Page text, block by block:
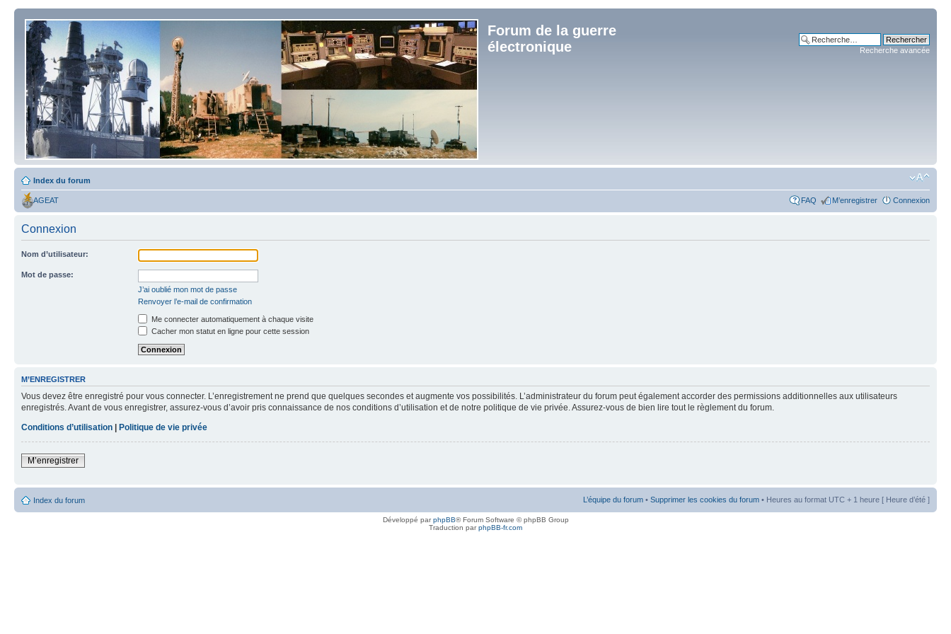
Forum de la guerre
électronique
Recherche avancée
Index du forum
AGEAT FAQ M’enregistrer Connexion
Connexion
Nom d’utilisateur:
Mot de passe:
J’ai oublié mon mot de passe
Renvoyer l’e-mail de confirmation
Me connecter automatiquement à chaque visite
Cacher mon statut en ligne pour cette session
M’ENREGISTRER
Vous devez être enregistré pour vous connecter. L’enregistrement ne prend que quelques secondes et augmente vos possibilités. L’administrateur du forum peut également accorder des permissions additionnelles aux utilisateurs
enregistrés. Avant de vous enregistrer, assurez-vous d’avoir pris connaissance de nos conditions d’utilisation et de notre politique de vie privée. Assurez-vous de bien lire tout le règlement du forum.
Conditions d’utilisation | Politique de vie privée
M’enregistrer
Index du forum L’équipe du forum • Supprimer les cookies du forum • Heures au format UTC + 1 heure [ Heure d’été ]
Développé parphpBB® Forum Software © phpBB Group
Traduction parphpBB-fr.com